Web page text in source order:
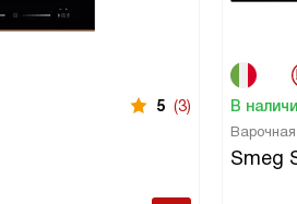
5 (3) В
Smeg